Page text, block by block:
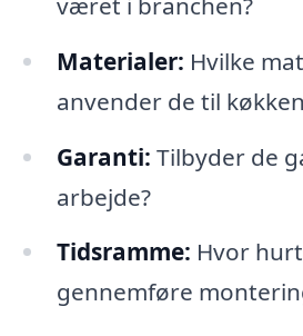
Materialer: Hvilke
anvender de til
Garanti: Tilbyder de
arbejde?
Tidsramme: Hvor
gennemføre